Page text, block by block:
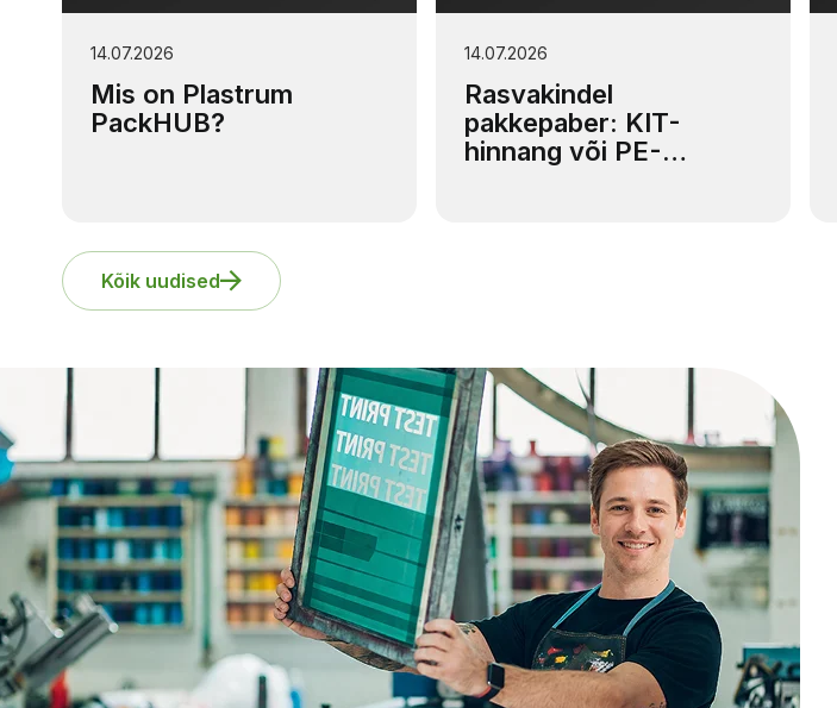
14.07.2026
Mis on Plastrum
PackHUB?
14.07.2026
Rasvakindel
pakkepaber: KIT-
hinnang või PE-
Kõik uudised